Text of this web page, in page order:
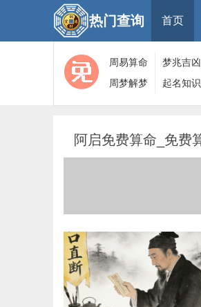
热门查询 首页
周易算命 梦兆吉凶
周梦解梦
大全
起名知识
算命
阿启免费算命_免费